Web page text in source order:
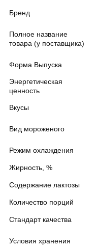
Бренд
Полное название
товара (у поставщика)
Форма Выпуска
Энергетическая
ценность
Вкусы
Вид мороженого
Режим охлаждения
Жирность, %
Содержание лактозы
Количество порций
Стандарт качества
Условия хранения